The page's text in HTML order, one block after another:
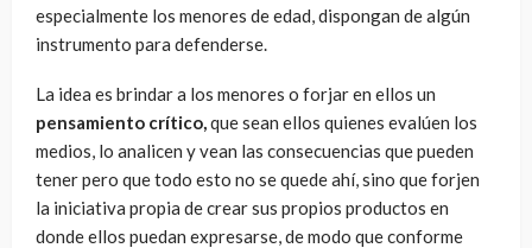
especialmente los menores de edad, dispongan de algún
instrumento para defenderse.
La idea es brindar a los menores o forjar en ellos un
pensamiento crítico,que sean ellos quienes evalúen los
medios, lo analicen y vean las consecuencias que pueden
tener pero que todo esto no se quede ahí, sino que forjen
la iniciativa propia de crear sus propios productos en
donde ellos puedan expresarse, de modo que conforme